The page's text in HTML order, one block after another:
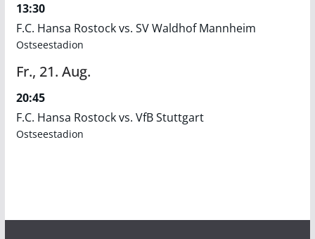
13:30
F.C. Hansa Rostock vs. SV Waldhof Mannheim
Ostseestadion
Fr., 21. Aug.
20:45
F.C. Hansa Rostock vs. VfB Stuttgart
Ostseestadion